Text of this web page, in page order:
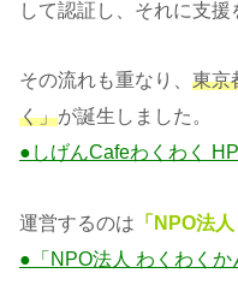
して認証し、それに支援
その流れも重なり、 東京
く」が誕生しました。
●しげんCafeわくわく HP
運営するのは 「NPO法
●「NPO法人 わくわくか